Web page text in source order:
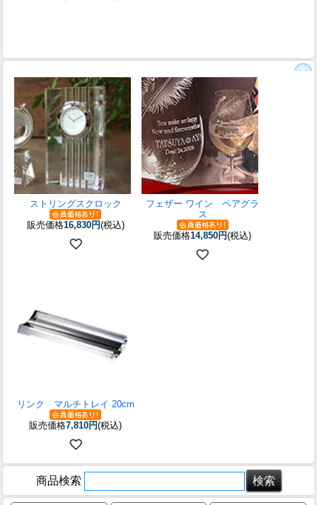
ストリングスクロック
販売価格16,830円(税込)
フェザー ワイン ペアグラ
ス
販売価格14,850円(税込)
リンク マルチトレイ 20cm
販売価格7,810円(税込)
商品検索